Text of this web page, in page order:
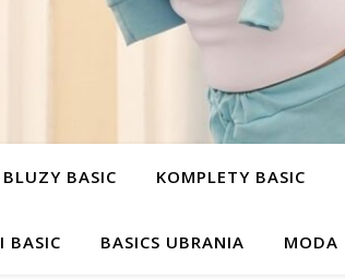
BLUZY BASIC KOMPLETY BASIC
BASIC BASICS UBRANIA MODA